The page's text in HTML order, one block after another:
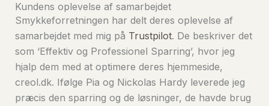
Kundens oplevelse af samarbejdet
Smykkeforretningen har delt deres oplevelse af
samarbejdet med mig på Trustpilot. De beskriver det
som ‘Effektiv og Professionel Sparring’, hvor jeg
hjalp dem med at optimere deres hjemmeside,
creol.dk. Ifølge Pia og Nickolas Hardy leverede jeg
præcis den sparring og de løsninger, de havde brug